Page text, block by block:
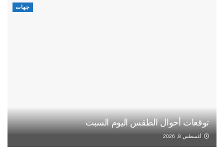
جهات
توقعات أحوال الطقس اليوم السبت
أغسطس 8, 2026